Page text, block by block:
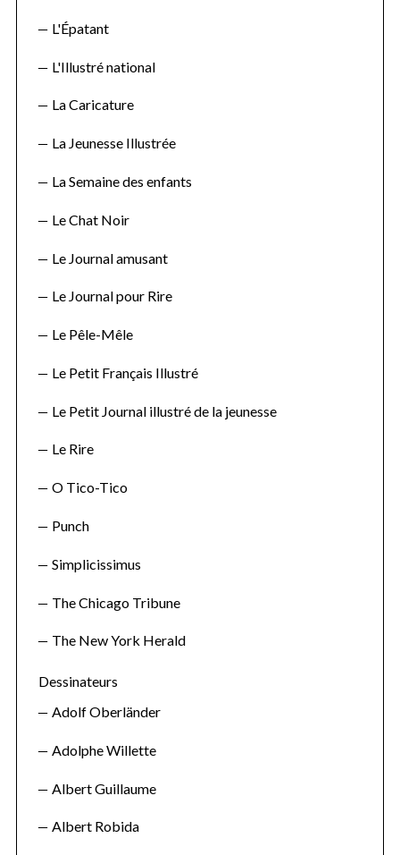
L'Épatant
L'Illustré national
La Caricature
La Jeunesse Illustrée
La Semaine des enfants
Le Chat Noir
Le Journal amusant
Le Journal pour Rire
Le Pêle-Mêle
Le Petit Français Illustré
Le Petit Journal illustré de la jeunesse
Le Rire
O Tico-Tico
Punch
Simplicissimus
The Chicago Tribune
The New York Herald
Dessinateurs
Adolf Oberländer
Adolphe Willette
Albert Guillaume
Albert Robida